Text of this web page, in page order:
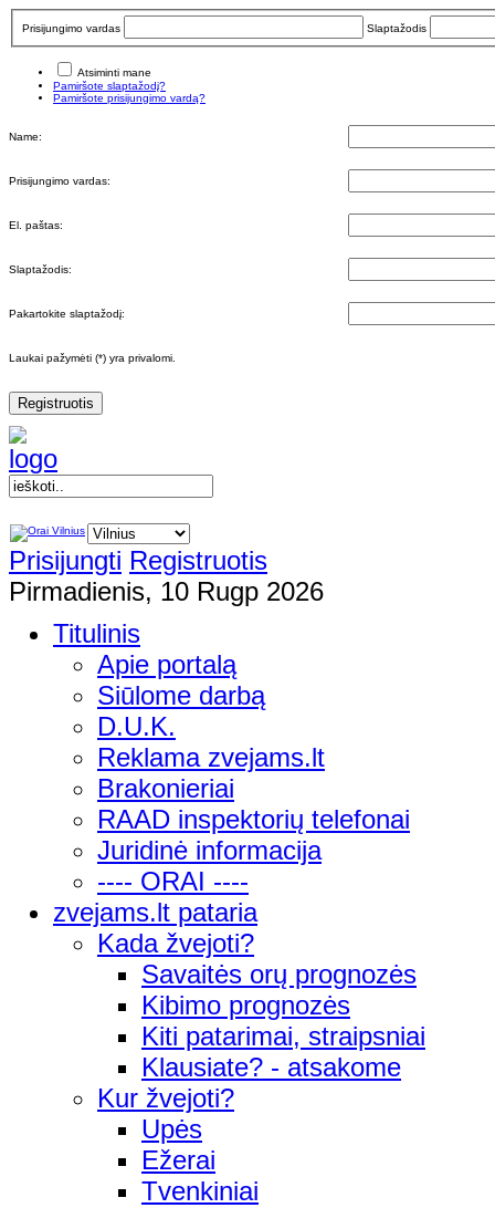
Prisijungimo vardas Slaptažodis
Atsiminti mane
Pamiršote slaptažodį?
Pamiršote prisijungimo vardą?
Name:
Prisijungimo vardas:
El. paštas:
Slaptažodis:
Pakartokite slaptažodį:
Laukai pažymėti (*) yra privalomi.
Registruotis
Prisijungti Registruotis
Pirmadienis, 10 Rugp 2026
Titulinis
Apie portalą
Siūlome darbą
D.U.K.
Reklama zvejams.lt
Brakonieriai
RAAD inspektorių telefonai
Juridinė informacija
---- ORAI ----
zvejams.lt pataria
Kada žvejoti?
Savaitės orų prognozės
Kibimo prognozės
Kiti patarimai, straipsniai
Klausiate? - atsakome
Kur žvejoti?
Upės
Ežerai
Tvenkiniai